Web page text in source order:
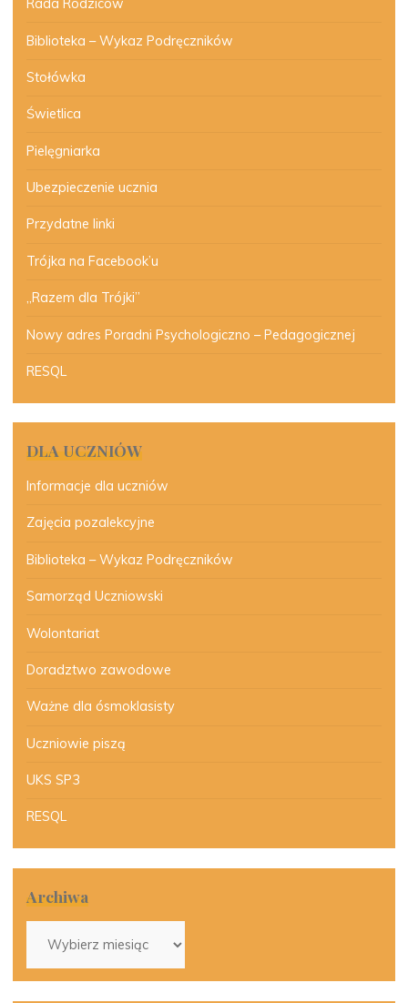
Rada Rodziców
Biblioteka – Wykaz Podręczników
Stołówka
Świetlica
Pielęgniarka
Ubezpieczenie ucznia
Przydatne linki
Trójka na Facebook’u
„Razem dla Trójki”
Nowy adres Poradni Psychologiczno – Pedagogicznej
RESQL
DLA UCZNIÓW
Informacje dla uczniów
Zajęcia pozalekcyjne
Biblioteka – Wykaz Podręczników
Samorząd Uczniowski
Wolontariat
Doradztwo zawodowe
Ważne dla ósmoklasisty
Uczniowie piszą
UKS SP3
RESQL
Archiwa